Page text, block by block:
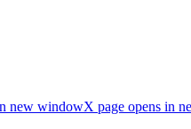
new windowX page opens in